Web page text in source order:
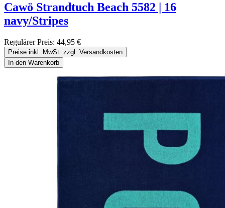
Cawö Strandtuch Beach 5582 | 16
navy/Stripes
Regulärer Preis: 44,95 €
Preise inkl. MwSt. zzgl. Versandkosten
In den Warenkorb